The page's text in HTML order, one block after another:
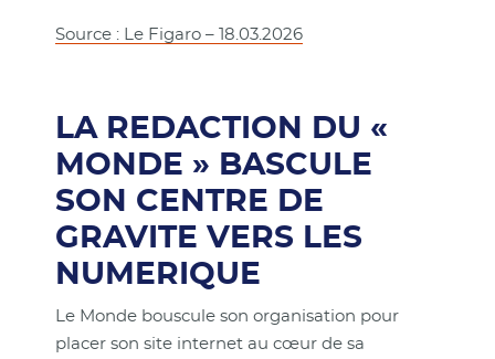
Source : Le Figaro – 18.03.2026
LA REDACTION DU «
MONDE » BASCULE
SON CENTRE DE
GRAVITE VERS LES
NUMERIQUE
Le Monde bouscule son organisation pour
placer son site internet au cœur de sa